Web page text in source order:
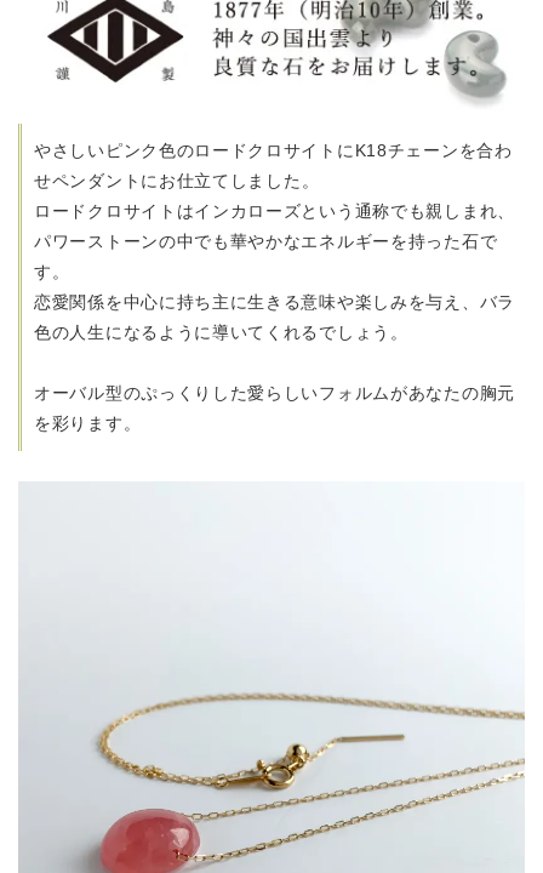
やさしいピンク色のロードクロサイトにK18チェーンを合わ
せペンダントにお仕立てしました。
ロードクロサイトはインカローズという通称でも親しまれ、
パワーストーンの中でも華やかなエネルギーを持った石で
す。
恋愛関係を中心に持ち主に生きる意味や楽しみを与え、 バラ
色の人生になるように導いてくれるでしょう。
オーバル型のぷっくりした愛らしいフォルムがあなたの胸元
を彩ります。